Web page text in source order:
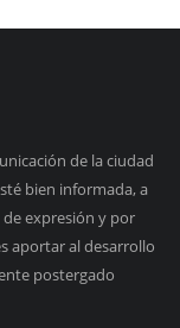
de la ciudad
bien informada, a
expresión y por
aportar al desarrollo
postergado